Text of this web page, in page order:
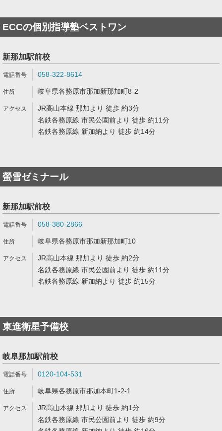
ECCの個別指導塾ベストワン
新那加駅前校
058-322-8614
岐阜県各務原市那加新那加町8-2
JR高山本線 那加より 徒歩 約3分
名鉄各務原線 市民公園前より 徒歩 約11分
名鉄各務原線 新加納より 徒歩 約14分
螢雪ゼミナール
新那加駅前校
058-380-2866
岐阜県各務原市那加新那加町10
JR高山本線 那加より 徒歩 約2分
名鉄各務原線 市民公園前より 徒歩 約11分
名鉄各務原線 新加納より 徒歩 約15分
東進衛星予備校
岐阜那加駅前校
0120-104-531
岐阜県各務原市那加本町1-2-1
JR高山本線 那加より 徒歩 約1分
名鉄各務原線 市民公園前より 徒歩 約9分